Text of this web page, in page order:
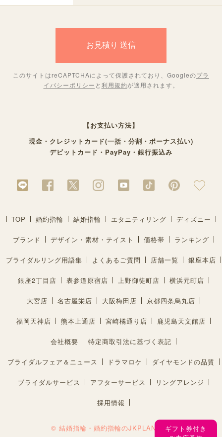
このサイトはreCAPTCHAによって保護されており、Googleのプラ
イバシーポリシー と 利用規約が適用されます。
ギフト券付き
【お支払い方法】
現金・クレジットカード(一括・分割・ボーナス払い)
デビットカード・PayPay・銀行振込み
TOP 婚約指輪 結婚指輪 エタニティリング ディズニー
ブランド デザイン・素材・テイスト 価格帯 ランキング
ブライダルリング用語集 よくあるご質問 店舗一覧 銀座本店
銀座2丁目店 表参道原宿店 上野御徒町店 横浜元町店
大宮店 名古屋栄店 大阪梅田店 京都四条烏丸店
福岡天神店 熊本上通店 宮崎橘通り店 鹿児島天文館店
会社概要 特定商取引法に基づく表記
ブライダルフェア＆ニュース ドラマロケ ダイヤモンドの品質
ブライダルサービス アフターサービス リングアレンジ
採用情報
© 結婚指輪・婚約指輪のJKPLANET®︎